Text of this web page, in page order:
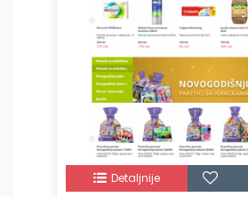
Detaljnije